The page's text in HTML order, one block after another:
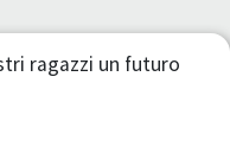
ragazzi un futuro